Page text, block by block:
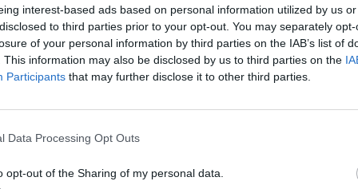
interest-based ads based on personal information utilized by us
to third parties prior to your opt-out. You may separately
of your personal information by third parties on the IAB’s list of
This information may also be disclosed by us to third parties on the
Participants that may further disclose it to other third parties.
Data Processing Opt Outs
opt-out of the Sharing of my personal data.
på olika kreditkort
Ränta Årsavgift Kreditgräns